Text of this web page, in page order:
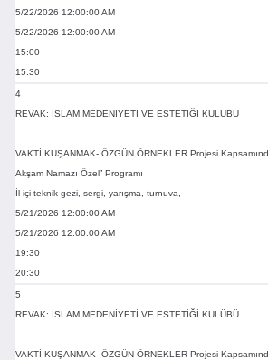
5/22/2026 12:00:00 AM
5/22/2026 12:00:00 AM
15:00
15:30
4
REVAK: İSLAM MEDENİYETİ VE ESTETİĞİ KULÜBÜ
VAKTİ KUŞANMAK- ÖZGÜN ÖRNEKLER Projesi
Akşam Namazı Özel” Programı
İl içi teknik gezi, sergi, yarışma, turnuva,
5/21/2026 12:00:00 AM
5/21/2026 12:00:00 AM
19:30
20:30
5
REVAK: İSLAM MEDENİYETİ VE ESTETİĞİ KULÜBÜ
VAKTİ KUŞANMAK- ÖZGÜN ÖRNEKLER Projesi